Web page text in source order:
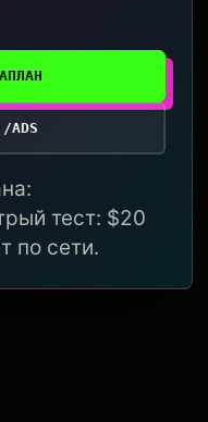
ADS
тест: $20
по сети.